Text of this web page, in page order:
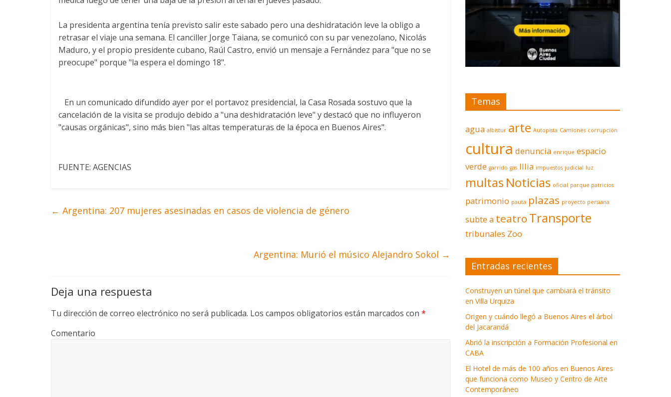
La presidenta argentina tenía previsto salir este sabado pero una deshidratación leve la obligo a
retrasar el viaje una semana. El canciller Jorge Taiana, se comunicó con su par venezolano, Nicolás
Maduro, y el propio presidente cubano, Raúl Castro, envió un mensaje a Fernández para "que no se
preocupe" porque "la espera el domingo 18".
En un comunicado difundido ayer por el portavoz presidencial, la Casa Rosada sostuvo que la
cancelación de la visita se produjo debido a "una deshidratación leve" y destacó que no influyeron
"causas orgánicas", sino más bien "las altas temperaturas de la época en Buenos Aires".
FUENTE: AGENCIAS
← Argentina: 207 mujeres asesinadas en casos de violencia de género
Argentina: Murió el músico Alejandro Sokol →
Deja una respuesta
Tu dirección de correo electrónico no será publicada. Los campos obligatorios están marcados con *
Comentario
Temas
agua albistur arte Autopista Camiones corrupción
cultura denuncia enrique espacio
verde garrido gas Illia impuestos judicial luz
multas Noticias oficial parque patricios
patrimonio pauta plazas proyecto persiana
subte a teatro Transporte
tribunales Zoo
Entradas recientes
Construyen un túnel que cambiará el tránsito
en Villa Urquiza
Origen y cuándo llegó a Buenos Aires el árbol
del Jacarandá
Abrió la inscripción a Formación Profesional en
CABA
El Hotel de más de 100 años en Buenos Aires
que funciona como Museo y Centro de Arte
Contemporáneo